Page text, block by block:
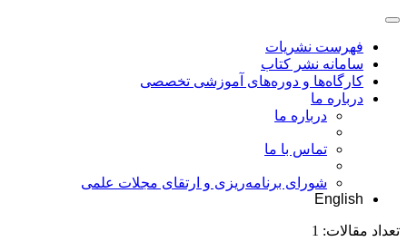
فهرست نشریات
سامانه نشر کتاب
کارگاه‌ها و دوره‌های آموزشی تخصصی
درباره ما
درباره ما
تماس با ما
شورای برنامه‌ریزی و ارتقای مجلات علمی
English
تعداد مقالات: 1